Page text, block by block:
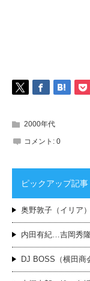
2000年代
コメント: 0
ピックアップ記事
奥野敦子（イリア
内田有紀…吉岡秀
DJ BOSS（横田商